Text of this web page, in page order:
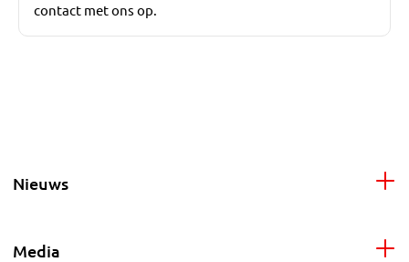
contact met ons op.
Nieuws
Media